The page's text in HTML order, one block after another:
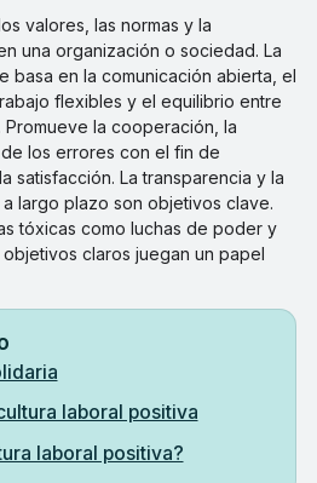
valores, las normas y la
una organización o sociedad. La
basa en la comunicación abierta, el
flexibles y el equilibrio entre
la cooperación, la
los errores con el fin de
satisfacción. La transparencia y la
largo plazo son objetivos clave.
tóxicas como luchas de poder y
claros juegan un papel
laboral positiva
laboral positiva?